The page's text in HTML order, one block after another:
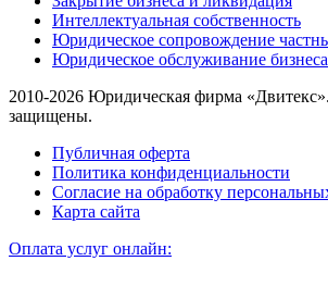
Интеллектуальная собственность
Юридическое сопровождение
Юридическое обслуживание бизнеса
2010-2026 Юридическая фирма
защищены.
Публичная оферта
Политика конфиденциальности
Согласие на обработку
Карта сайта
Оплата услуг онлайн: